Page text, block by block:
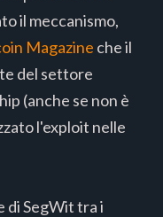
il meccanismo,
Magazine che il
del settore
(anche se non è
l'exploit nelle
di SegWit tra i